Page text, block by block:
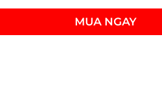
MUA NGAY